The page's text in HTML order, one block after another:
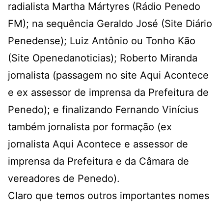
radialista Martha Mártyres (Rádio Penedo
FM); na sequência Geraldo José (Site Diário
Penedense); Luiz Antônio ou Tonho Kão
(Site Openedanoticias); Roberto Miranda
jornalista (passagem no site Aqui Acontece
e ex assessor de imprensa da Prefeitura de
Penedo); e finalizando Fernando Vinícius
também jornalista por formação (ex
jornalista Aqui Acontece e assessor de
imprensa da Prefeitura e da Câmara de
vereadores de Penedo).
Claro que temos outros importantes nomes